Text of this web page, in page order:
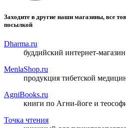
Заходите в другие наши магазины, все
посылкой
Dharma.ru
буддийский интернет-магазин
MenlaShop.ru
продукция тибетской
AgniBooks.ru
книги по Агни-йоге и
Точка чтения